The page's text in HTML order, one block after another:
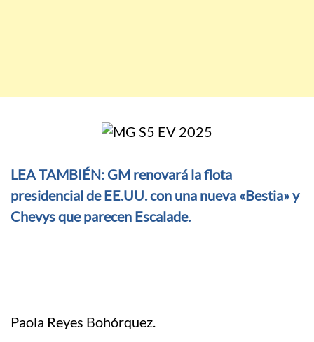
LEA TAMBIÉN: GM renovará la flota
presidencial de EE.UU. con una nueva «Bestia» y
Chevys que parecen Escalade.
Paola Reyes Bohórquez.